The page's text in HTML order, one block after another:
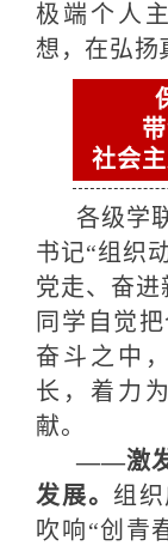
极端个人
想，在弘扬
社会
各级学
书记“组织
党走、奋进
同学自觉
奋斗之中
长，着力
献。
——激发
发展。 组
吹响“创青